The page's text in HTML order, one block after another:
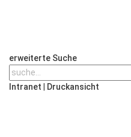
erweiterte Suche
Intranet Druckansicht